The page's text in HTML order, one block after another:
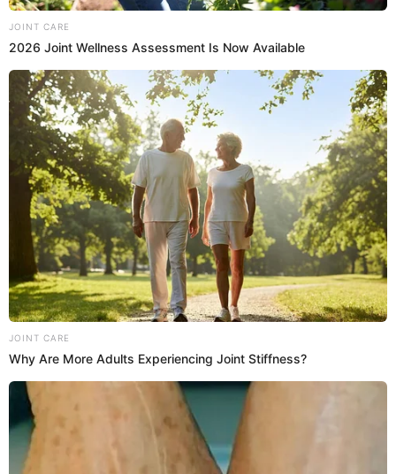
21:32 22/6/2023
Junior Silva recibe atención de
personal médico
El actorJunior Silva
tuvo que ser atendido por un
equipo médico tras cortarse un dedo con un cuchillo.
Luego de ser revisado, continuó con la preparación de
su platillo.
21:29 22/6/2023
Segundo plato de la noche: Bistec
con tallarines verdes
Los participantes en esta segunda temporada la tiene
difícil. Luego de preparar los sesos de ternera, el
segundo plato impuesto por el jurado dejó con la
boca abierta a todos. Los artistas prepararán bistec